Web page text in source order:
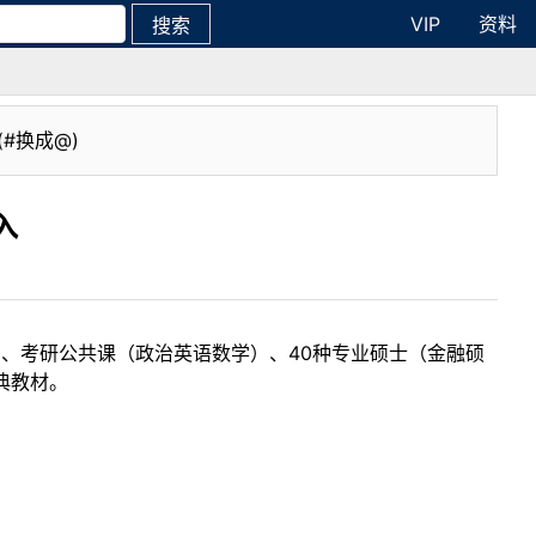
搜索 VIP 资料
换成@)
考研公共课（政治英语数学）、40种专业硕士（金融硕
材。